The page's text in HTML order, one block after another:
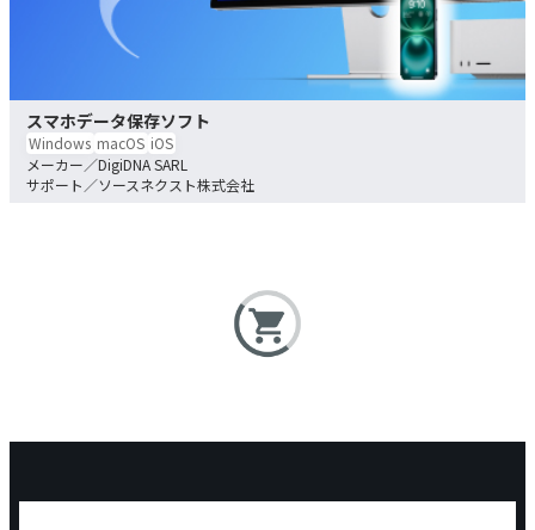
スマホデータ保存ソフト
Windows macOS iOS
DigiDNA SARL
ソースネクスト株式会社